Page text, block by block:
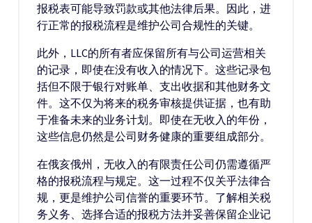
报税表可能导致罚款或其他法律后果。因此，进
行正常的报税流程是维护公司合规性的关键。
此外，LLC的所有者应保留所有与公司运营相关
的记录，即使在没有收入的情况下。这些记录包
括但不限于银行对账单、支出收据和其他财务文
件。这不仅为将来的税务审核提供证据，也有助
于准备未来的业务计划。即使在无收入的年份，
这些信息仍然是公司财务健康的重要组成部分。
在俄亥俄州，无收入的有限责任公司仍需遵循严
格的报税流程与规定。这一过程不仅关乎法律合
规，更是维护公司信誉的重要环节。了解相关税
务义务、选择合适的报税方法并妥善保留企业记